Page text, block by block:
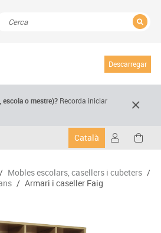
Descarregar
escola o mestre)? Recorda iniciar
Català
/ Mobles escolars, casellers i cubeters /
/ Armari i caseller Faig